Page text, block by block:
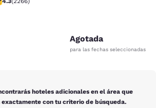
Agotada
para las fechas seleccionadas
hoteles adicionales en el área que
exactamente con tu criterio de búsqueda.